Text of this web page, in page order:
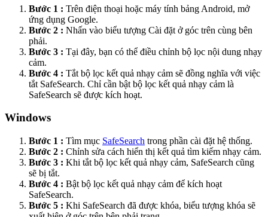
Bước 1 : Trên điện thoại hoặc máy tính bảng Android, mở
ứng dụng Google.
Bước 2 : Nhấn vào biểu tượng Cài đặt ở góc trên cùng bên
phải.
Bước 3 : Tại đây, bạn có thể điều chỉnh bộ lọc nội dung nhạy
cảm.
Bước 4 : Tắt bộ lọc kết quả nhạy cảm sẽ đồng nghĩa với việc
tắt SafeSearch. Chỉ cần bật bộ lọc kết quả nhạy cảm là
SafeSearch sẽ được kích hoạt.
Windows
Bước 1 : Tìm mục SafeSearch trong phần cài đặt hệ thống.
Bước 2 : Chỉnh sửa cách hiển thị kết quả tìm kiếm nhạy cảm.
Bước 3 : Khi tắt bộ lọc kết quả nhạy cảm, SafeSearch cũng
sẽ bị tắt.
Bước 4 : Bật bộ lọc kết quả nhạy cảm để kích hoạt
SafeSearch.
Bước 5 : Khi SafeSearch đã được khóa, biểu tượng khóa sẽ